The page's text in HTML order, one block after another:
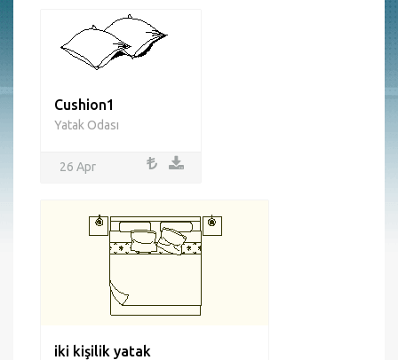
Cushion1
Yatak Odası
26 Apr
iki kişilik yatak